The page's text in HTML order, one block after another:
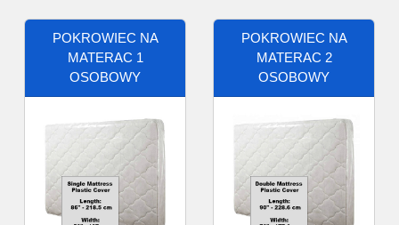
POKROWIEC NA
MATERAC 1
OSOBOWY
POKROWIEC NA
MATERAC 2
OSOBOWY